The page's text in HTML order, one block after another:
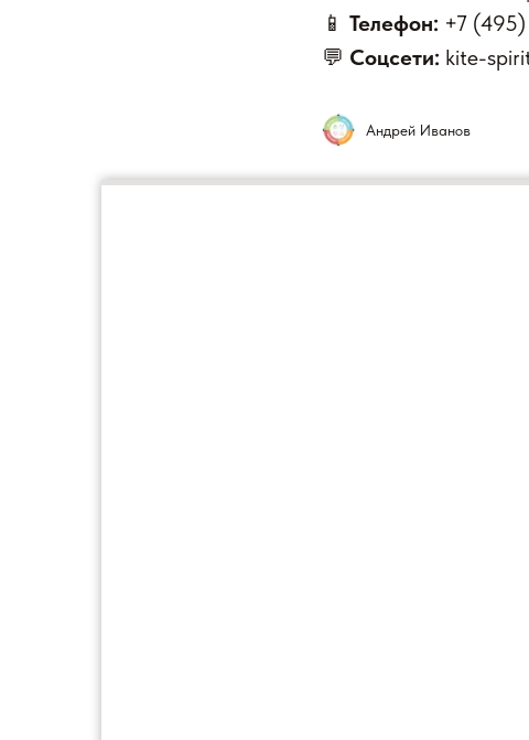
📱 Телефон: +7
💬 Соцсети: kite-
Андрей Иванов